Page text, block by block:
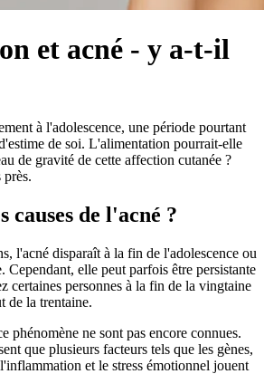
et acné - y a-t-il
à l'adolescence, une période pourtant
de soi. L'alimentation pourrait-elle
de gravité de cette affection cutanée ?
causes de l'acné ?
l'acné disparaît à la fin de l'adolescence ou
Cependant, elle peut parfois être persistante
certaines personnes à la fin de la vingtaine
de la trentaine.
phénomène ne sont pas encore connues.
que plusieurs facteurs tels que les gènes,
et le stress émotionnel jouent